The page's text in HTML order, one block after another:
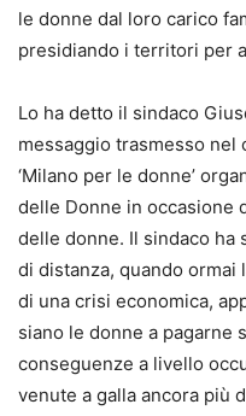
le donne dal loro carico
presidiando i territori per
Lo ha detto il sindaco
messaggio trasmesso
‘Milano per le donne’
delle Donne in occasione
delle donne. Il sindaco ha
di distanza, quando
di una crisi economica,
siano le donne a pagarne
conseguenze a livello
venute a galla ancora più